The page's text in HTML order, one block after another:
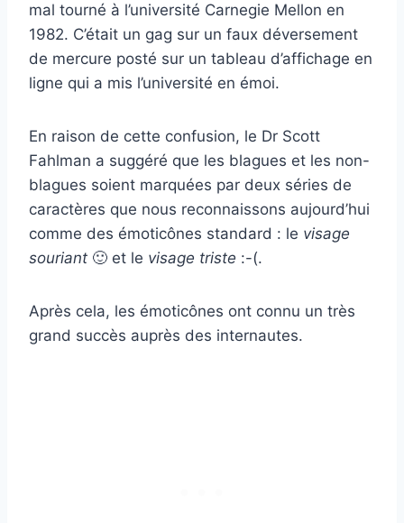
mal tourné à l’université Carnegie Mellon en
1982. C’était un gag sur un faux déversement
de mercure posté sur un tableau d’affichage en
ligne qui a mis l’université en émoi.
En raison de cette confusion, le Dr Scott
Fahlman a suggéré que les blagues et les non-
blagues soient marquées par deux séries de
caractères que nous reconnaissons aujourd’hui
comme des émoticônes standard : le visage
souriant 🙂 et le visage triste :-(.
Après cela, les émoticônes ont connu un très
grand succès auprès des internautes.